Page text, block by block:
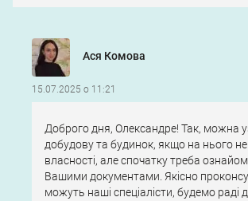
Ася Комова
15.07.2025 о 11:21
Доброго дня, Олександре! Так, можна
добудову та будинок, якщо на нього
власності, але спочатку треба
Вашими документами. Якісно
можуть наші спеціалісти, будемо раді